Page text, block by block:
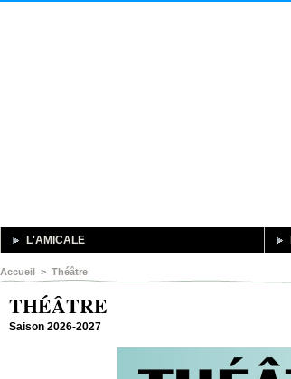
L'AMICALE
Accueil > Théâtre
THÉÂTRE
Saison 2026-2027